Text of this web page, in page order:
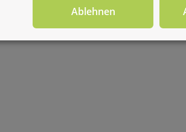
zur Produktsicherheit
Ablehnen